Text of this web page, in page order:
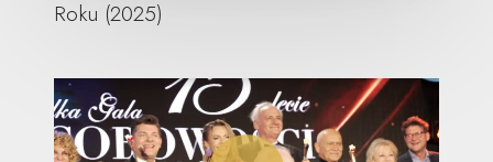
Roku (2025)
Video
Play Video